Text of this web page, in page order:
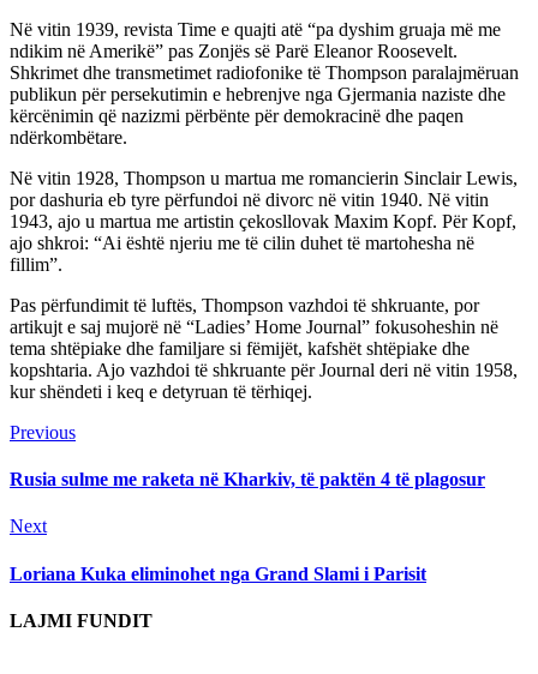
Në vitin 1939, revista Time e quajti atë “pa dyshim gruaja më me
ndikim në Amerikë” pas Zonjës së Parë Eleanor Roosevelt.
Shkrimet dhe transmetimet radiofonike të Thompson paralajmëruan
publikun për persekutimin e hebrenjve nga Gjermania naziste dhe
kërcënimin që nazizmi përbënte për demokracinë dhe paqen
ndërkombëtare.
Në vitin 1928, Thompson u martua me romancierin Sinclair Lewis,
por dashuria eb tyre përfundoi në divorc në vitin 1940. Në vitin
1943, ajo u martua me artistin çekosllovak Maxim Kopf. Për Kopf,
ajo shkroi: “Ai është njeriu me të cilin duhet të martohesha në
fillim”.
Pas përfundimit të luftës, Thompson vazhdoi të shkruante, por
artikujt e saj mujorë në “Ladies’ Home Journal” fokusoheshin në
tema shtëpiake dhe familjare si fëmijët, kafshët shtëpiake dhe
kopshtaria. Ajo vazhdoi të shkruante për Journal deri në vitin 1958,
kur shëndeti i keq e detyruan të tërhiqej.
Continue
Reading
PreviousPrevious
Rusia sulme me raketa në Kharkiv, të paktën 4 të plagosur
NextNext
Loriana Kuka eliminohet nga Grand Slami i Parisit
LAJMI FUNDIT